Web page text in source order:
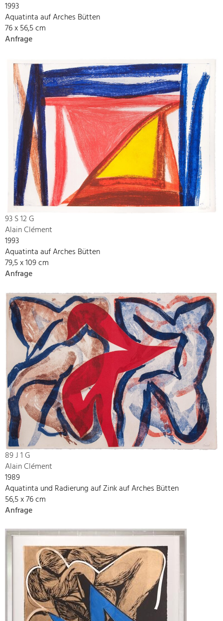
1993
Aquatinta auf Arches Bütten
76 x 56,5 cm
Anfrage
93 S 12 G
Alain Clément
1993
Aquatinta auf Arches Bütten
79,5 x 109 cm
Anfrage
89 J 1 G
Alain Clément
1989
Aquatinta und Radierung auf Zink auf Arches Bütten
56,5 x 76 cm
Anfrage